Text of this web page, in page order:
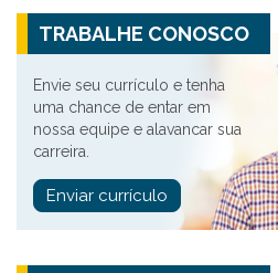
TRABALHE CONOSCO
Envie seu currículo e tenha
uma chance de entar em
nossa equipe e alavancar sua
carreira.
Enviar currículo